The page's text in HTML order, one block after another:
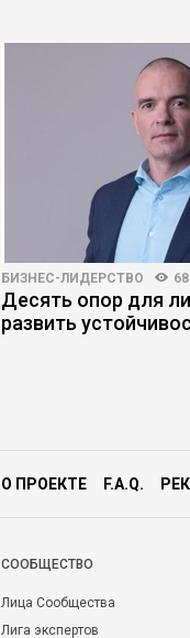
БИЗНЕС-ЛИДЕРСТВО
Десять опор для
развить
О ПРОЕКТЕ F.A.Q.
CООБЩЕСТВО
Лица Сообщества
Лига экспертов